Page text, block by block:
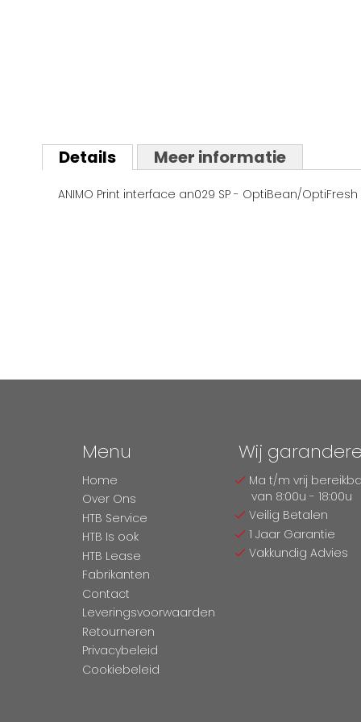
naar
het
van
Details
ANIMO Print interface an029 SP - OptiBean/OptiFresh
Meer informatie
Menu
Home
Over Ons
HTB Service
HTB Is ook
HTB Lease
Fabrikanten
Contact
Leveringsvoorwaarden
Retourneren
Privacybeleid
Cookiebeleid
Wij
Ma t/m vrij
van 8:00u - 18:00u
Veilig Betalen
1 Jaar Garantie
Vakkundig Advies